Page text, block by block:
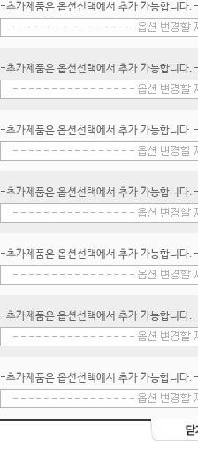
-추가제품은 옵션선택에서 추가 가능합니다.-
-추가제품은 옵션선택에서 추가 가능합니다.-
-추가제품은 옵션선택에서 추가 가능합니다.-
-추가제품은 옵션선택에서 추가 가능합니다.-
-추가제품은 옵션선택에서 추가 가능합니다.-
-추가제품은 옵션선택에서 추가 가능합니다.-
-추가제품은 옵션선택에서 추가 가능합니다.-